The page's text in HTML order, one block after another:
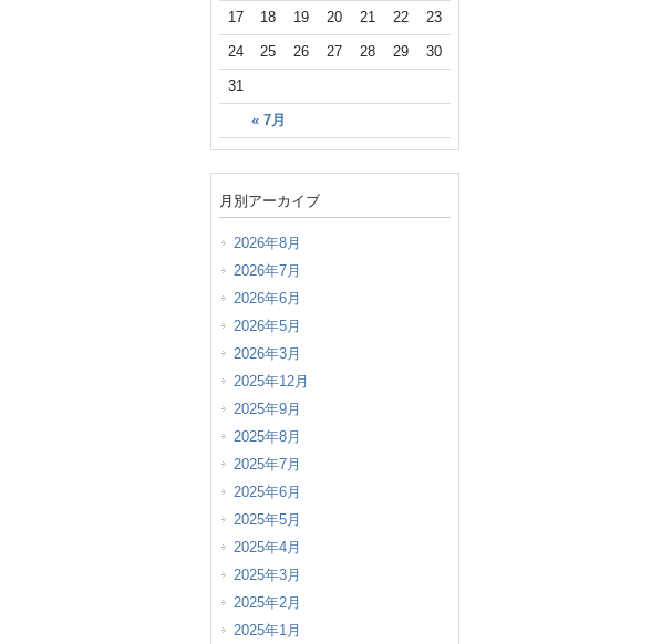
« 7月
17 18 19 20 21 22 23
24 25 26 27 28 29 30
31
月別アーカイブ
2026年8月
2026年7月
2026年6月
2026年5月
2026年3月
2025年12月
2025年9月
2025年8月
2025年7月
2025年6月
2025年5月
2025年4月
2025年3月
2025年2月
2025年1月